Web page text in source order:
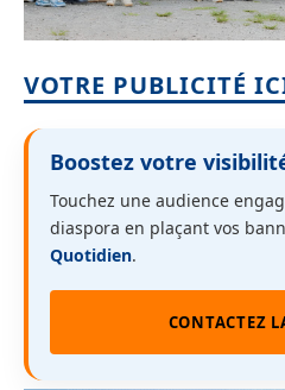
VOTRE PUBLICITÉ
Boostez votre
Touchez une audience
diaspora en plaçant vos
Quotidien.
CONTACTEZ